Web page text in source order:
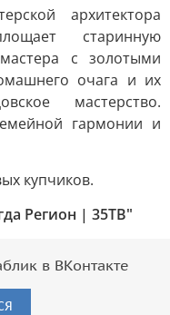
архитектора
старинную
с золотыми
очага и их
мастерство.
гармонии и
купчиков.
Регион | 35ТВ"
в ВКонтакте